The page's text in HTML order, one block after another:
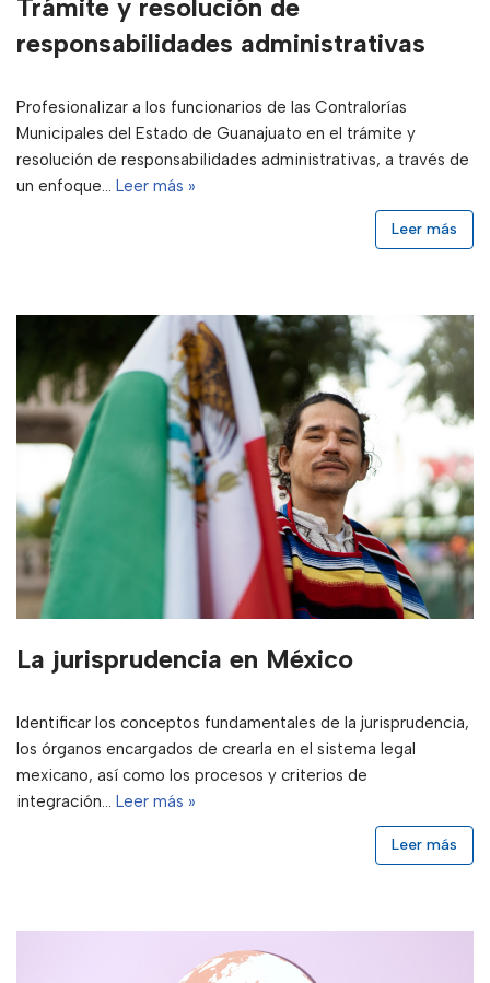
Trámite y resolución de
responsabilidades administrativas
Profesionalizar a los funcionarios de las Contralorías
Municipales del Estado de Guanajuato en el trámite y
resolución de responsabilidades administrativas, a través de
un enfoque… Leer más »
Leer más
La jurisprudencia en México
Identificar los conceptos fundamentales de la jurisprudencia,
los órganos encargados de crearla en el sistema legal
mexicano, así como los procesos y criterios de
integración… Leer más »
Leer más